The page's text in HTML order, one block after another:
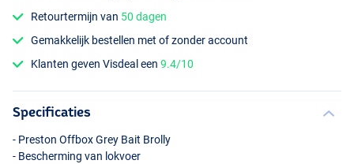
Retourtermijn van 50 dagen
Gemakkelijk bestellen met of zonder account
Klanten geven Visdeal een9.4/10
Specificaties
- Preston Offbox Grey Bait Brolly
- Bescherming van lokvoer